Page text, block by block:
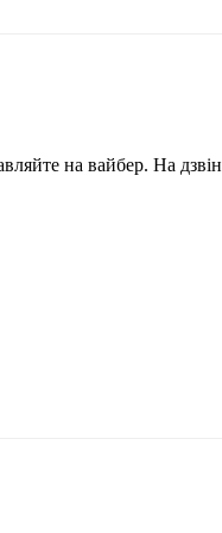
на вайбер. На